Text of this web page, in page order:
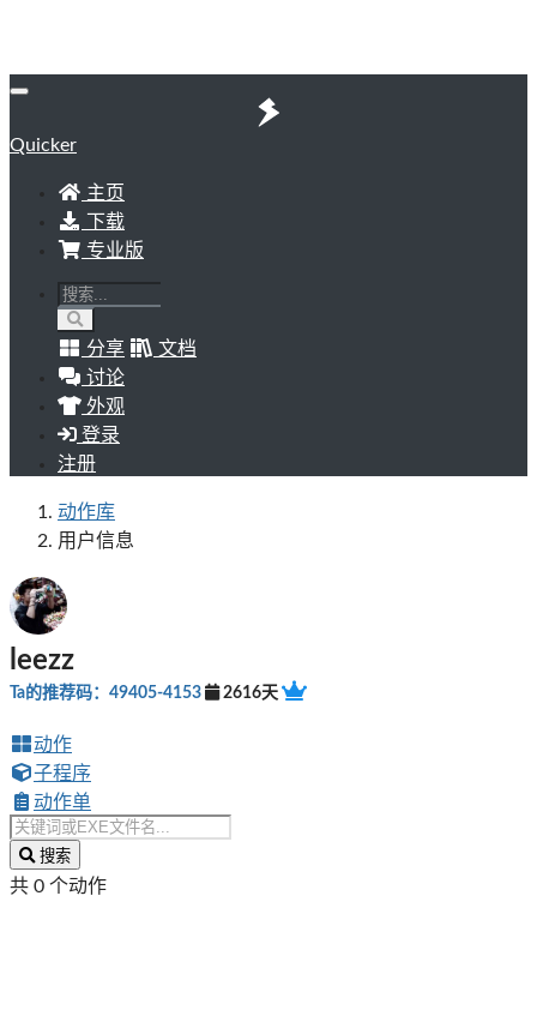
Quicker
主页
下载
专业版
分享
文档
讨论
外观
登录
注册
动作库
用户信息
leezz
Ta的推荐码：49405-4153 2616天
动作
子程序
动作单
搜索
共 0 个动作